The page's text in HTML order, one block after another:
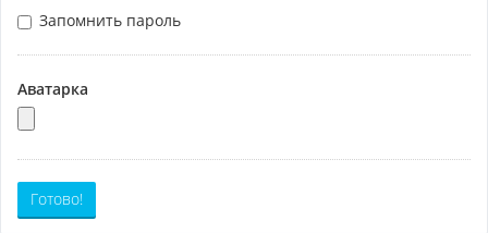
Запомнить пароль
Аватарка
Готово!